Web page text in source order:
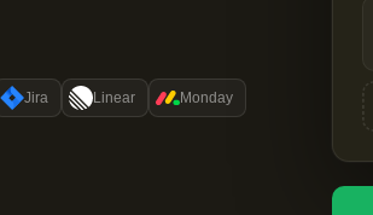
Jira Linear Monday